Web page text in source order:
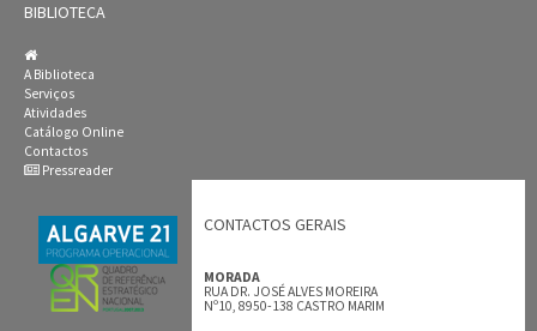
BIBLIOTECA
A Biblioteca
Serviços
Atividades
Catálogo Online
Contactos
Pressreader
CONTACTOS GERAIS
MORADA
RUA DR. JOSÉ ALVES MOREIRA
Nº10, 8950-138 CASTRO MARIM